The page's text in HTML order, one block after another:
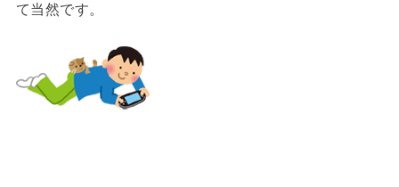
て当然です。